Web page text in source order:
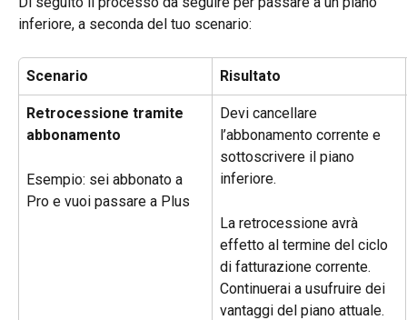
inferiore, a seconda del tuo scenario:
Scenario Risultato
Retrocessione tramite
abbonamento
Esempio: sei abbonato a
Pro e vuoi passare a Plus
Devi cancellare
l’abbonamento corrente e
sottoscrivere il piano
inferiore.
La retrocessione avrà
effetto al termine del ciclo
di fatturazione corrente.
Continuerai a usufruire dei
vantaggi del piano attuale.